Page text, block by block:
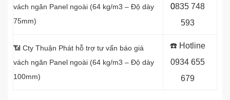
vách ngăn Panel ngoài (64 kg/m3 – Độ dày
75mm)
0835 748
593
📶 Cty Thuận Phát hỗ trợ tư vấn báo giá
vách ngăn Panel ngoài (64 kg/m3 – Độ dày
100mm)
☎️ Hotline
0934 655
679